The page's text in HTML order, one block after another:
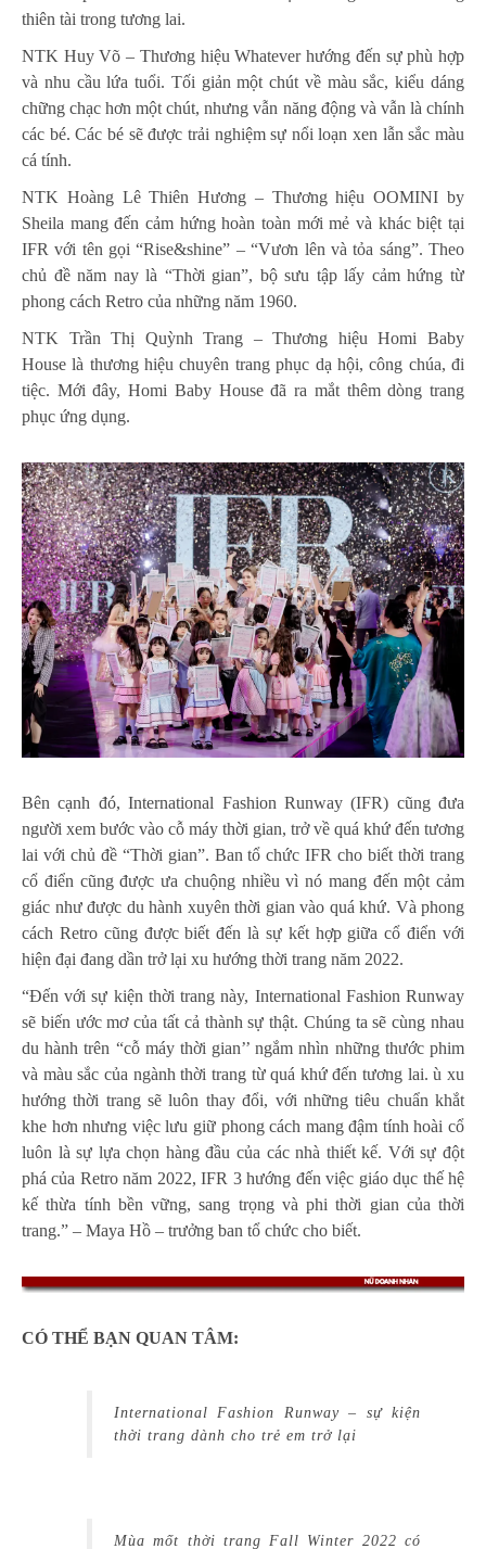
thiên tài trong tương lai.
NTK Huy Võ – Thương hiệu Whatever hướng đến sự phù hợp
và nhu cầu lứa tuổi. Tối giản một chút về màu sắc, kiểu dáng
chững chạc hơn một chút, nhưng vẫn năng động và vẫn là chính
các bé. Các bé sẽ được trải nghiệm sự nổi loạn xen lẫn sắc màu
cá tính.
NTK Hoàng Lê Thiên Hương – Thương hiệu OOMINI by
Sheila mang đến cảm hứng hoàn toàn mới mẻ và khác biệt tại
IFR với tên gọi “Rise&shine” – “Vươn lên và tỏa sáng”. Theo
chủ đề năm nay là “Thời gian”, bộ sưu tập lấy cảm hứng từ
phong cách Retro của những năm 1960.
NTK Trần Thị Quỳnh Trang – Thương hiệu Homi Baby
House là thương hiệu chuyên trang phục dạ hội, công chúa, đi
tiệc. Mới đây, Homi Baby House đã ra mắt thêm dòng trang
phục ứng dụng.
Bên cạnh đó, International Fashion Runway (IFR) cũng đưa
người xem bước vào cỗ máy thời gian, trở về quá khứ đến tương
lai với chủ đề “Thời gian”. Ban tổ chức IFR cho biết thời trang
cổ điển cũng được ưa chuộng nhiều vì nó mang đến một cảm
giác như được du hành xuyên thời gian vào quá khứ. Và phong
cách Retro cũng được biết đến là sự kết hợp giữa cổ điển với
hiện đại đang dần trở lại xu hướng thời trang năm 2022.
“Đến với sự kiện thời trang này, International Fashion Runway
sẽ biến ước mơ của tất cả thành sự thật. Chúng ta sẽ cùng nhau
du hành trên “cỗ máy thời gian’’ ngắm nhìn những thước phim
và màu sắc của ngành thời trang từ quá khứ đến tương lai. ù xu
hướng thời trang sẽ luôn thay đổi, với những tiêu chuẩn khắt
khe hơn nhưng việc lưu giữ phong cách mang đậm tính hoài cổ
luôn là sự lựa chọn hàng đầu của các nhà thiết kế. Với sự đột
phá của Retro năm 2022, IFR 3 hướng đến việc giáo dục thế hệ
kế thừa tính bền vững, sang trọng và phi thời gian của thời
trang.” – Maya Hồ – trưởng ban tổ chức cho biết.
CÓ THỂ BẠN QUAN TÂM:
International Fashion Runway – sự kiện
thời trang dành cho trẻ em trở lại
Mùa mốt thời trang Fall Winter 2022 có